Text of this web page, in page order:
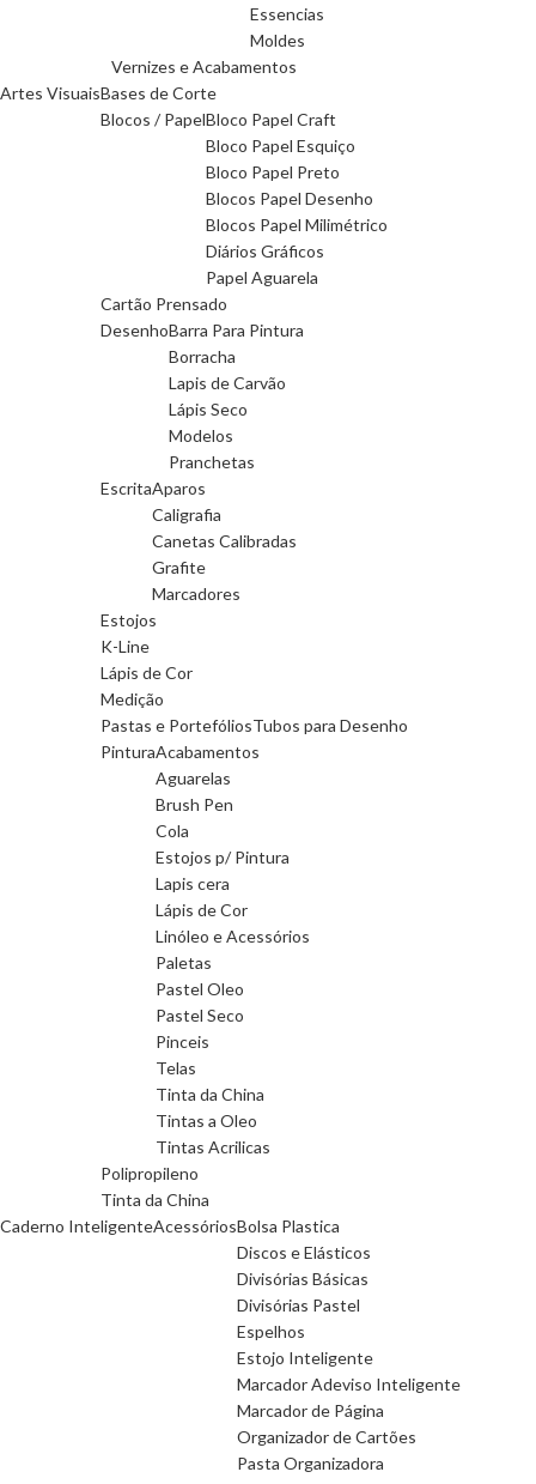
Essencias
Moldes
Vernizes e Acabamentos
Artes VisuaisBases de Corte
Blocos / PapelBloco Papel Craft
Bloco Papel Esquiço
Bloco Papel Preto
Blocos Papel Desenho
Blocos Papel Milimétrico
Diários Gráficos
Papel Aguarela
Cartão Prensado
DesenhoBarra Para Pintura
Borracha
Lapis de Carvão
Lápis Seco
Modelos
Pranchetas
EscritaAparos
Caligrafia
Canetas Calibradas
Grafite
Marcadores
Estojos
K-Line
Lápis de Cor
Medição
Pastas e PortefóliosTubos para Desenho
PinturaAcabamentos
Aguarelas
Brush Pen
Cola
Estojos p/ Pintura
Lapis cera
Lápis de Cor
Linóleo e Acessórios
Paletas
Pastel Oleo
Pastel Seco
Pinceis
Telas
Tinta da China
Tintas a Oleo
Tintas Acrilicas
Polipropileno
Tinta da China
Caderno InteligenteAcessóriosBolsa Plastica
Discos e Elásticos
Divisórias Básicas
Divisórias Pastel
Espelhos
Estojo Inteligente
Marcador Adeviso Inteligente
Marcador de Página
Organizador de Cartões
Pasta Organizadora